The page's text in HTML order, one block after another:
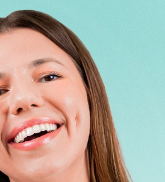
Profil de l'utilisateur
Mes appareils
Mes commandes
Mes adresses
Mes abonnements
Tech Elixir
Set
Español
Português
Русский
中文 繁體中文